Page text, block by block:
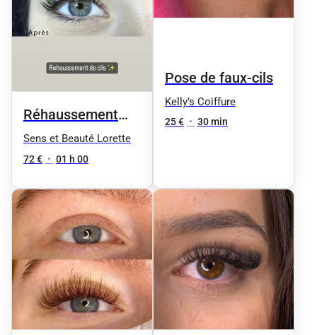
Réhaussement
des cils + Teinture
offerte
Sens et Beauté Lorette
72 € • 01 h 00
Pose de faux-cils
Kelly’s Coiffure
25 € • 30 min